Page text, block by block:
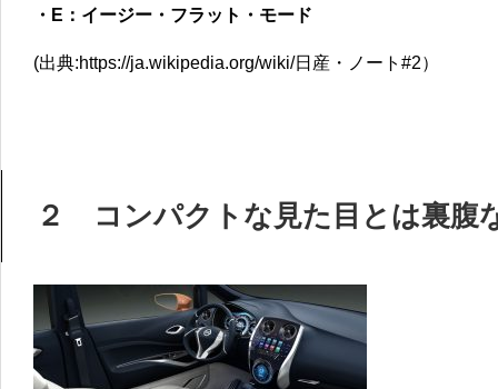
・E：イージー・フラット・モード
(出典:https://ja.wikipedia.org/wiki/日産・ノート#2）
２ コンパクトな見た目とは裏腹